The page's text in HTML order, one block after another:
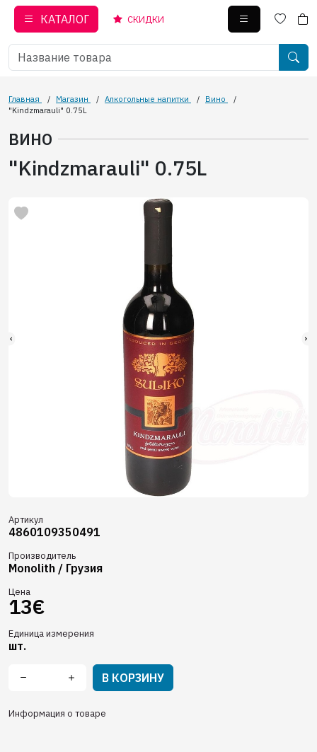
КАТАЛОГ СКИДКИ
Главная / Магазин / Алкогольные напитки / Вино
/
"Kindzmarauli" 0.75L
ВИНО
"Kindzmarauli" 0.75L
Артикул
4860109350491
Производитель
Monolith / Грузия
Цена
13€
Единица измерения
шт.
В КОРЗИНУ
Информация о товаре